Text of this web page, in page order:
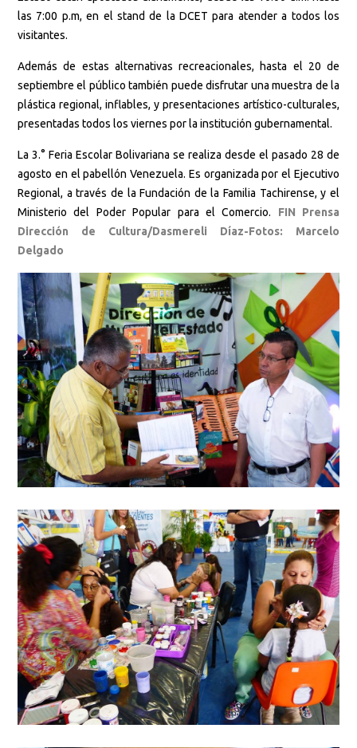
las 7:00 p.m, en el stand de la DCET para atender a todos los
visitantes.
Además de estas alternativas recreacionales, hasta el 20 de
septiembre el público también puede disfrutar una muestra de la
plástica regional, inflables, y presentaciones artístico-culturales,
presentadas todos los viernes por la institución gubernamental.
La 3.° Feria Escolar Bolivariana se realiza desde el pasado 28 de
agosto en el pabellón Venezuela. Es organizada por el Ejecutivo
Regional, a través de la Fundación de la Familia Tachirense, y el
Ministerio del Poder Popular para el Comercio. FIN Prensa
Dirección de Cultura/Dasmereli Díaz-Fotos: Marcelo
Delgado